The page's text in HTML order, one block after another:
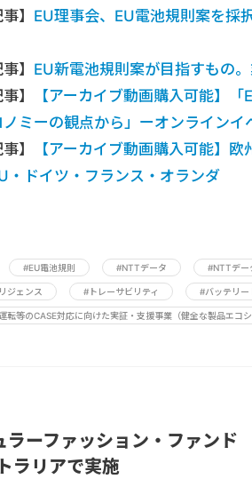
】 EU理事会、EU電池規則案を採
】 EU新電池規則案が目指すもの
】
【アーカイブ動画購入可能】
ノミーの観点から」ーオンライン
】
【アーカイブ動画購入可能】
・ドイツ・フランス・オランダ
#EU電池規則 #NTTデータ #NTTデー
ジェンス #トレーサビリティ #バッテリー
転等のCASE対応に向けた実証・支援事業（健全な製品エコ
ーファッション・ファンド
ラリアで実施